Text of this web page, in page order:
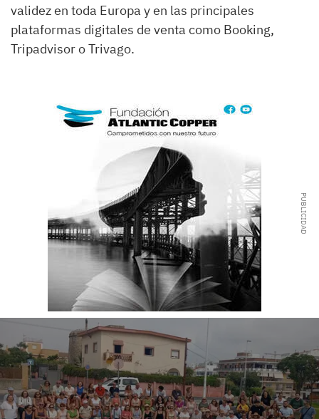
validez en toda Europa y en las principales
plataformas digitales de venta como Booking,
Tripadvisor o Trivago.